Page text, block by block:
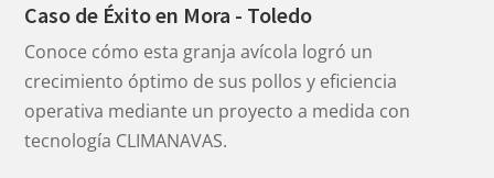
Caso de Éxito en Mora - Toledo
Conoce cómo esta granja avícola logró un
crecimiento óptimo de sus pollos y eficiencia
operativa mediante un proyecto a medida con
tecnología CLIMANAVAS.